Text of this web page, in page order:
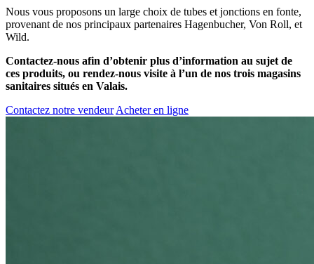
Nous vous proposons un large choix de tubes et jonctions en fonte,
provenant de nos principaux partenaires Hagenbucher, Von Roll, et
Wild.
Contactez-nous afin d’obtenir plus d’information au sujet de
ces produits, ou rendez-nous visite à l’un de nos trois magasins
sanitaires situés en Valais.
Contactez notre vendeur Acheter en ligne